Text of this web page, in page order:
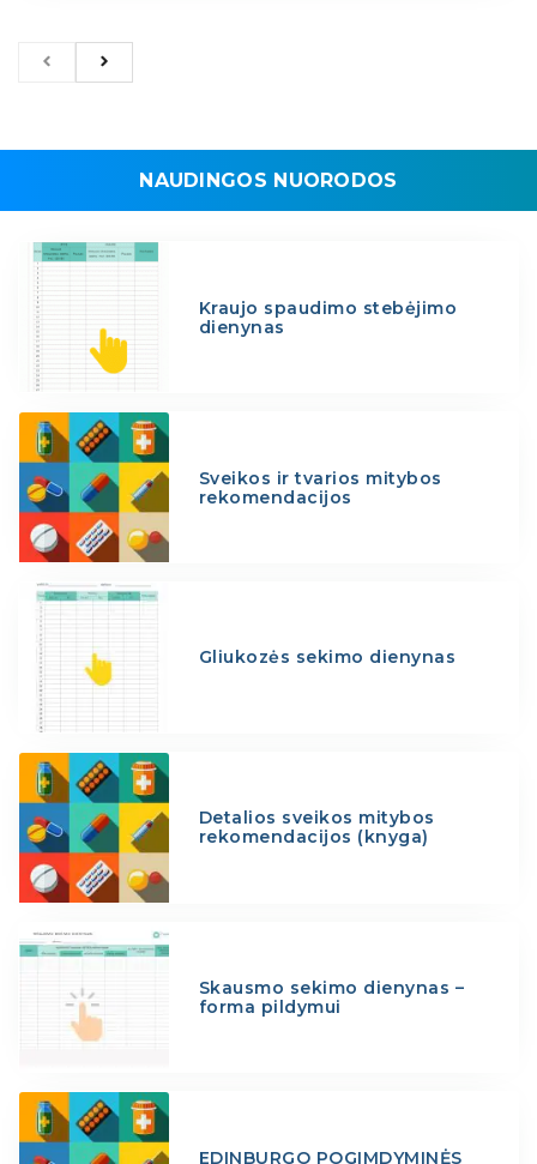
NAUDINGOS NUORODOS
Kraujo spaudimo stebėjimo
dienynas
Sveikos ir tvarios mitybos
rekomendacijos
Gliukozės sekimo dienynas
Detalios sveikos mitybos
rekomendacijos (knyga)
Skausmo sekimo dienynas –
forma pildymui
EDINBURGO POGIMDYMINĖS